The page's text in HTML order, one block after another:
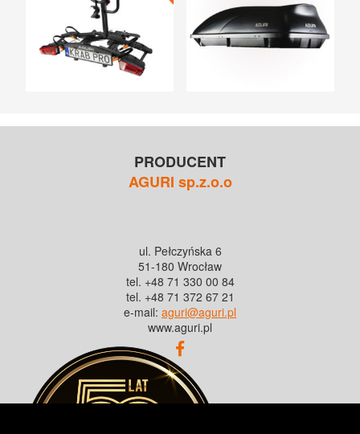
PRODUCENT
AGURI sp.z.o.o
ul. Pełczyńska 6
51-180 Wrocław
tel. +48 71 330 00 84
tel. +48 71 372 67 21
e-mail: aguri@aguri.pl
www.aguri.pl
